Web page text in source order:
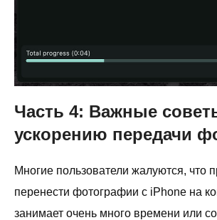
Часть 4: Важные
ускорению передачи
Многие пользователи жалуются, что
перенести фотографии с iPhone на
занимает очень много времени или